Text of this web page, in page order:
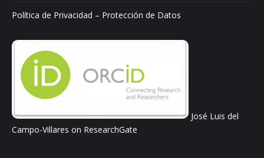
Política de Privacidad – Protección de Datos
José Luis del
Campo-Villares on ResearchGate